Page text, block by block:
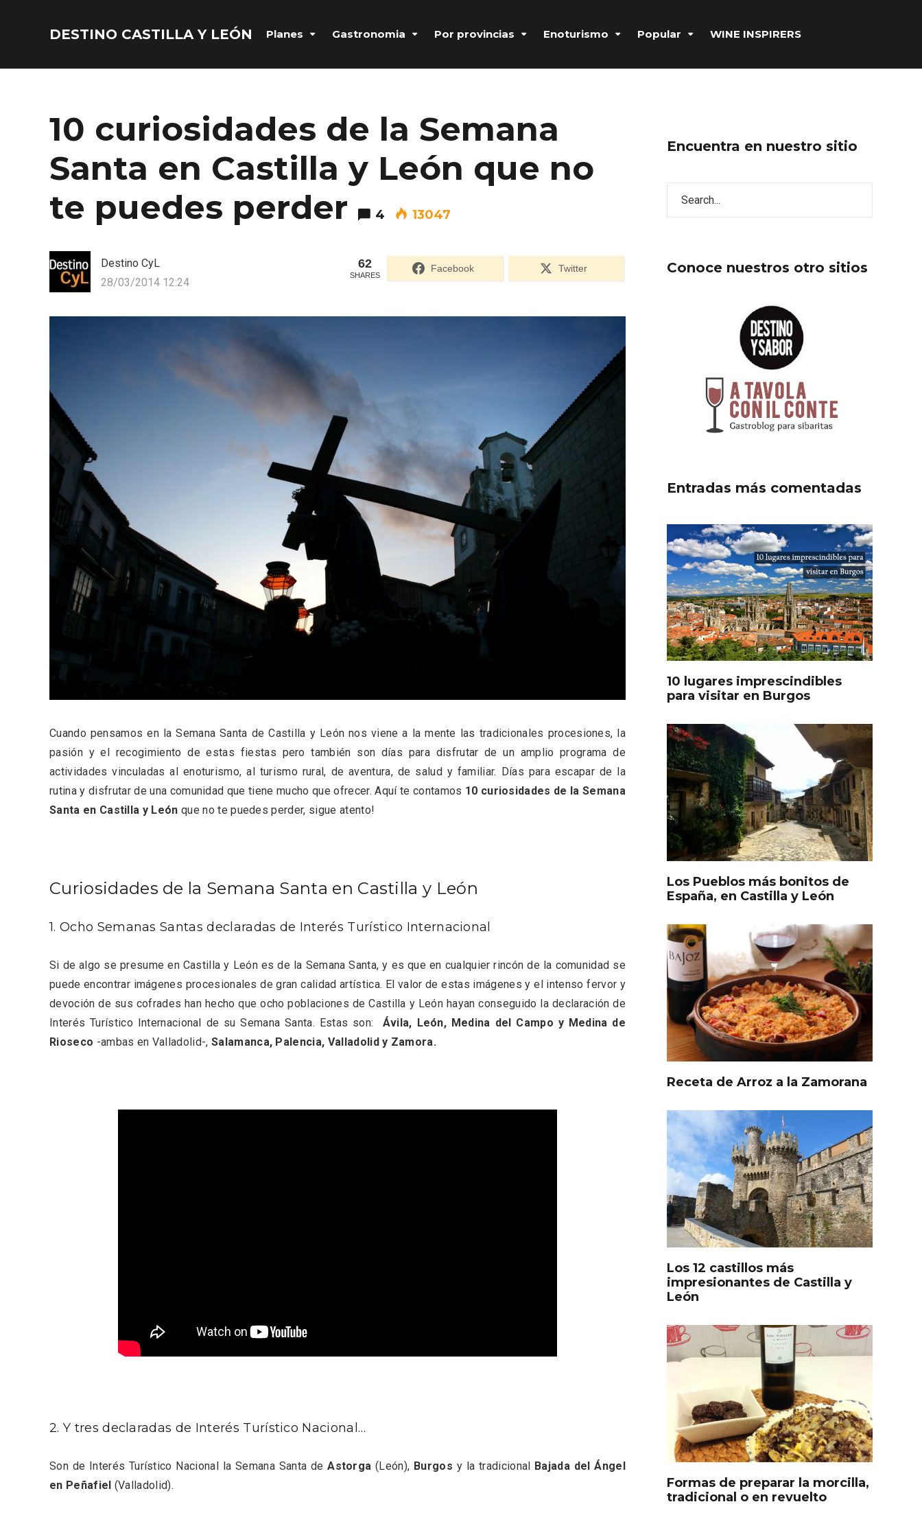
DESTINO CASTILLA Y LEÓN Planes Gastronomia Por provincias Enoturismo Popular WINE INSPIRERS
10 curiosidades de la Semana
Santa en Castilla y León que no
te puedes perder
4 13047
Destino CyL
28/03/2014 12:24
62
SHARES
Facebook Twitter
Cuando pensamos en la Semana Santa de Castilla y León nos viene a la mente las tradicionales procesiones, la
pasión y el recogimiento de estas fiestas pero también son días para disfrutar de un amplio programa de
actividades vinculadas al enoturismo, al turismo rural, de aventura, de salud y familiar. Días para escapar de la
rutina y disfrutar de una comunidad que tiene mucho que ofrecer. Aquí te contamos 10 curiosidades de la Semana
Santa en Castilla y León que no te puedes perder, sigue atento!
Curiosidades de la Semana Santa en Castilla y León
1. Ocho Semanas Santas declaradas de Interés Turístico Internacional
Si de algo se presume en Castilla y León es de la Semana Santa, y es que en cualquier rincón de la comunidad se
puede encontrar imágenes procesionales de gran calidad artística. El valor de estas imágenes y el intenso fervor y
devoción de sus cofrades han hecho que ocho poblaciones de Castilla y León hayan conseguido la declaración de
Interés Turístico Internacional de su Semana Santa. Estas son: Ávila, León, Medina del Campo y Medina de
Rioseco -ambas en Valladolid-, Salamanca, Palencia, Valladolid y Zamora.
2. Y tres declaradas de Interés Turístico Nacional…
Son de Interés Turístico Nacional la Semana Santa deAstorga (León), Burgos y la tradicional
Bajada del Ángel
en Peñafiel (Valladolid).
Encuentra en nuestro sitio
Conoce nuestros otro sitios
Entradas más comentadas
10 lugares imprescindibles
para visitar en Burgos
Los Pueblos más bonitos de
España, en Castilla y León
Receta de Arroz a la Zamorana
Los 12 castillos más
impresionantes de Castilla y
León
Formas de preparar la morcilla,
tradicional o en revuelto
Nombre de usuario o correo electrónico
Contraseña
Formulario de acceso protegido por
Login Lockdown
Recuérdame
Ultimas entradas
Fiesta de los Fueros 2026 de
Sepúlveda y Feria de
Velay, una imagen renovada
para el vermouth de
El Espinar, un pueblo oculto
de la Sierra de Guadarrama
Recorre los fiordos leoneses
en Riaño
El Cronicón de Oña sale a la
Conciertos gratuitos del
School en Ávila y Salamanca
VII Feria del Vino de Sotillo
Feria del Vino de Toro 2026;
descubre “Otros Vinos de
Toro”
Fiesta de Primavera 2026 en
la Ruta del Vino de Cigales
Enoturismo visitando la
Paseo nocturno por
Disfrutar de la Semana
Santa en Rueda en 2026